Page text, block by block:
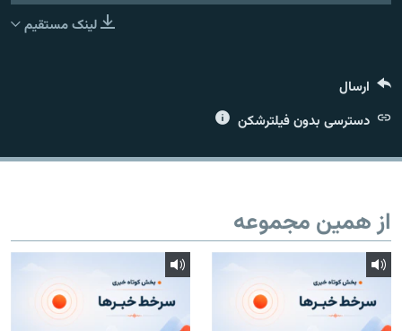
لینک مستقیم
ارسال
دسترسی بدون فیلترشکن
از همین مجموعه